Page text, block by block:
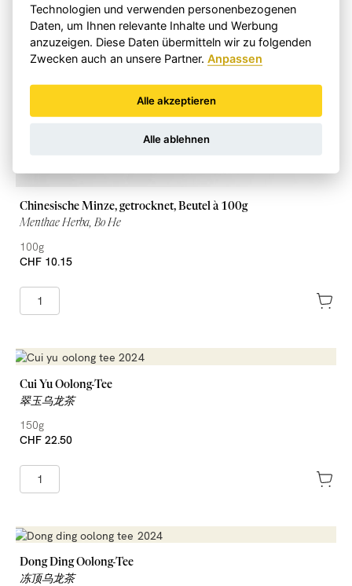
Chinesische Minze, getrocknet, Beutel à 100g
Menthae Herba, Bo He
100g
CHF 10.15
Cui Yu Oolong-Tee
翠玉乌龙茶
150g
CHF 22.50
Dong Ding Oolong-Tee
冻顶乌龙茶
Technologien und verwenden personenbezogenen
Daten, um Ihnen relevante Inhalte und Werbung
anzuzeigen. Diese Daten übermitteln wir zu folgenden
Zwecken auch an unsere Partner.Anpassen
Alle akzeptieren
Alle ablehnen